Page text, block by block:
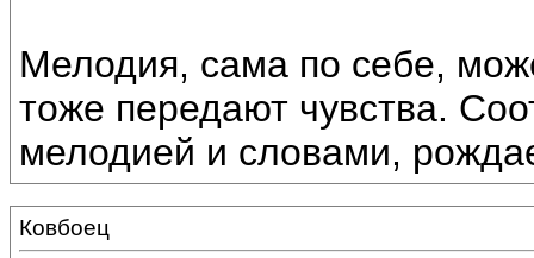
Мелодия, сама по себе,
тоже передают чувства.
мелодией и словами,
Ковбоец